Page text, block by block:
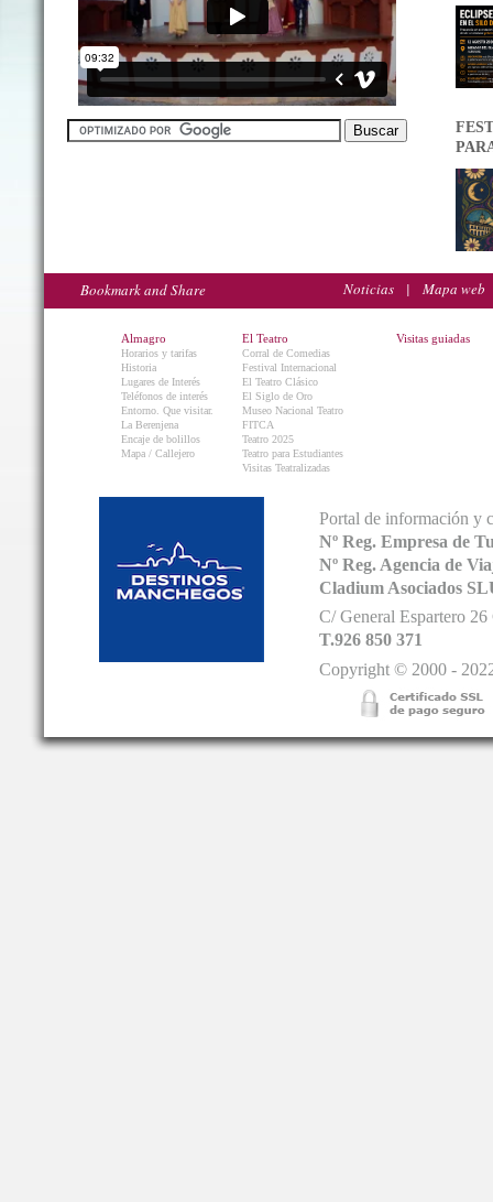
Noticias | Mapa web
Almagro
Horarios y tarifas
Historia
Lugares de Interés
Teléfonos de interés
Entorno. Que visitar.
La Berenjena
Encaje de bolillos
Mapa / Callejero
El Teatro
Corral de Comedias
Festival Internacional
El Teatro Clásico
El Siglo de Oro
Museo Nacional Teatro
FITCA
Teatro 2025
Teatro para Estudiantes
Visitas Teatralizadas
Visitas guiadas
Portal de información y
Nº Reg. Empresa de
Nº Reg. Agencia de
Cladium Asociados
C/ General Espartero
T.926 850 371
Copyright © 2000 -